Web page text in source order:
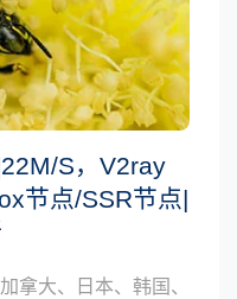
S，V2ray
节点/SSR节点|
拿大、日本、韩国、